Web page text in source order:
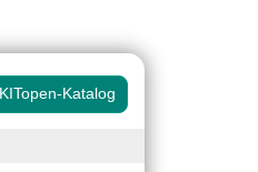
Katalog